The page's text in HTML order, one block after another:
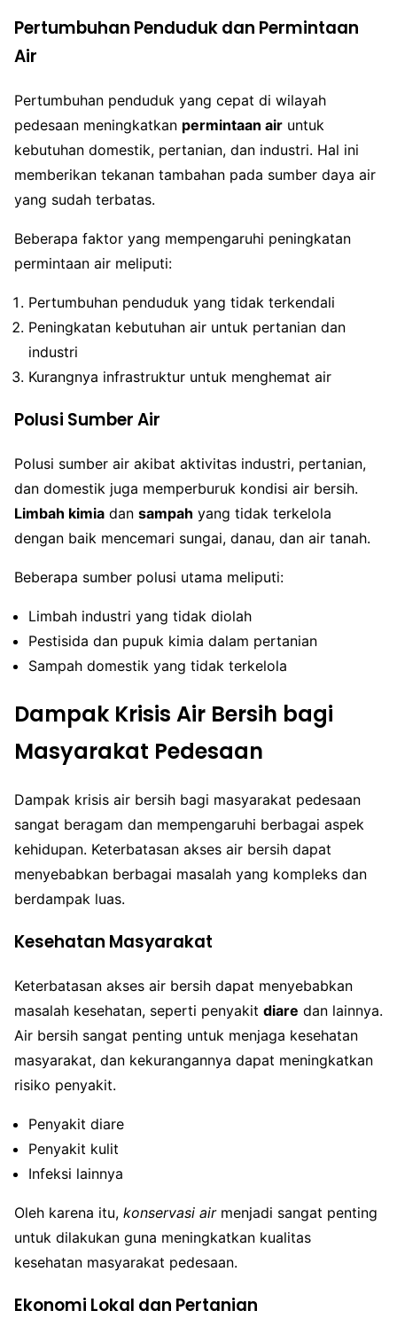
Pertumbuhan Penduduk dan Permintaan
Air
Pertumbuhan penduduk yang cepat di wilayah
pedesaan meningkatkan permintaan air untuk
kebutuhan domestik, pertanian, dan industri. Hal ini
memberikan tekanan tambahan pada sumber daya air
yang sudah terbatas.
Beberapa faktor yang mempengaruhi peningkatan
permintaan air meliputi:
Pertumbuhan penduduk yang tidak terkendali
Peningkatan kebutuhan air untuk pertanian dan
industri
Kurangnya infrastruktur untuk menghemat air
Polusi Sumber Air
Polusi sumber air akibat aktivitas industri, pertanian,
dan domestik juga memperburuk kondisi air bersih.
Limbah kimia dan sampah yang tidak terkelola
dengan baik mencemari sungai, danau, dan air tanah.
Beberapa sumber polusi utama meliputi:
Limbah industri yang tidak diolah
Pestisida dan pupuk kimia dalam pertanian
Sampah domestik yang tidak terkelola
Dampak Krisis Air Bersih bagi
Masyarakat Pedesaan
Dampak krisis air bersih bagi masyarakat pedesaan
sangat beragam dan mempengaruhi berbagai aspek
kehidupan. Keterbatasan akses air bersih dapat
menyebabkan berbagai masalah yang kompleks dan
berdampak luas.
Kesehatan Masyarakat
Keterbatasan akses air bersih dapat menyebabkan
masalah kesehatan, seperti penyakit diare dan lainnya.
Air bersih sangat penting untuk menjaga kesehatan
masyarakat, dan kekurangannya dapat meningkatkan
risiko penyakit.
Penyakit diare
Penyakit kulit
Infeksi lainnya
Oleh karena itu, konservasi airmenjadi sangat penting
untuk dilakukan guna meningkatkan kualitas
kesehatan masyarakat pedesaan.
Ekonomi Lokal dan Pertanian